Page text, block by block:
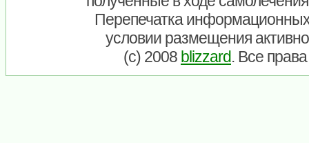
Перепечатка
условии размещения
(c) 2008 blizzard. Все